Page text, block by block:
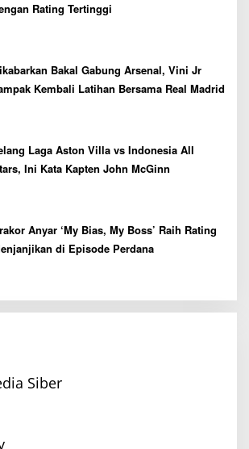
Rating Tertinggi
Bakal Gabung Arsenal, Vini Jr
Kembali Latihan Bersama Real Madrid
Laga Aston Villa vs Indonesia All
Ini Kata Kapten John McGinn
Anyar ‘My Bias, My Boss’ Raih Rating
di Episode Perdana
Siber